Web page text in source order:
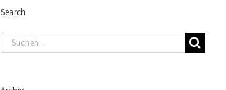
Search
Suche